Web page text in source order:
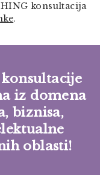
konsultacija
.
iz domena
biznisa,
oblasti!